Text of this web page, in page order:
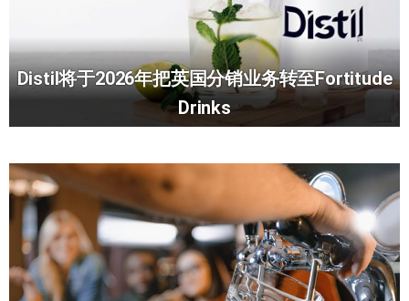
Distil将于2026年把英国分销业务转至Fortitude
Drinks